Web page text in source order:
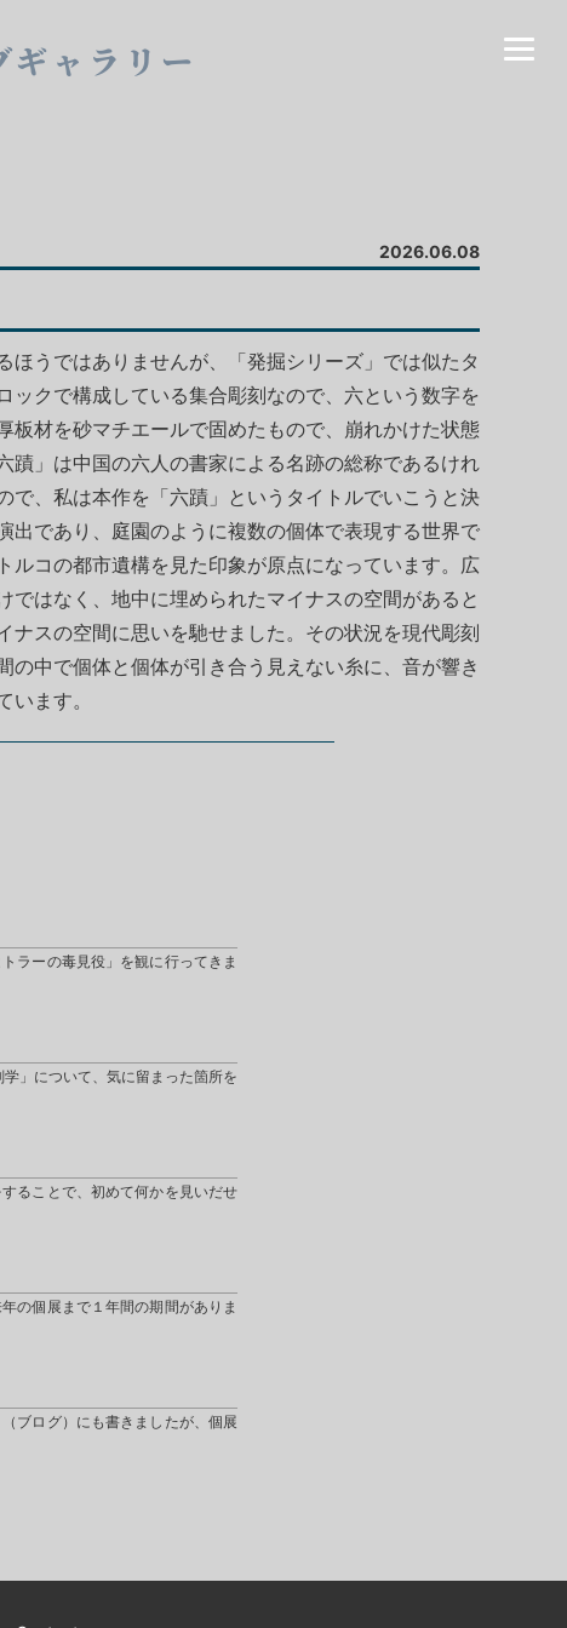
ギャラリー
2026.06.08
うではありませんが、「発掘シリーズ」では似たタ
クで構成している集合彫刻なので、六という数字を
板材を砂マチエールで固めたもので、崩れかけた状態
蹟」は中国の六人の書家による名跡の総称であるけれ
で、私は本作を「六蹟」というタイトルでいこうと決
であり、庭園のように複数の個体で表現する世界で
コの都市遺構を見た印象が原点になっています。広
はなく、地中に埋められたマイナスの空間があると
スの空間に思いを馳せました。その状況を現代彫刻
中で個体と個体が引き合う見えない糸に、音が響き
ます。
ラーの毒見役」を観に行ってきま
」について、気に留まった箇所を
ることで、初めて何かを見いだせ
の個展まで１年間の期間がありま
ブログ）にも書きましたが、個展